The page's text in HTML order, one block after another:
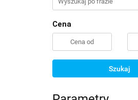
Cena
Szukaj